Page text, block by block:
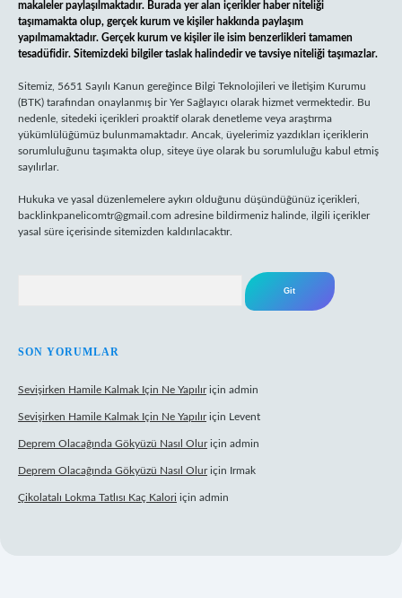
makaleler paylaşılmaktadır. Burada yer alan içerikler haber niteliği
taşımamakta olup, gerçek kurum ve kişiler hakkında paylaşım
yapılmamaktadır. Gerçek kurum ve kişiler ile isim benzerlikleri tamamen
tesadüfidir. Sitemizdeki bilgiler taslak halindedir ve tavsiye niteliği taşımazlar.
Sitemiz, 5651 Sayılı Kanun gereğince Bilgi Teknolojileri ve İletişim Kurumu
(BTK) tarafından onaylanmış bir Yer Sağlayıcı olarak hizmet vermektedir. Bu
nedenle, sitedeki içerikleri proaktif olarak denetleme veya araştırma
yükümlülüğümüz bulunmamaktadır. Ancak, üyelerimiz yazdıkları içeriklerin
sorumluluğunu taşımakta olup, siteye üye olarak bu sorumluluğu kabul etmiş
sayılırlar.
Hukuka ve yasal düzenlemelere aykırı olduğunu düşündüğünüz içerikleri,
backlinkpanelicomtr@gmail.com adresine bildirmeniz halinde, ilgili içerikler
yasal süre içerisinde sitemizden kaldırılacaktır.
SON YORUMLAR
Sevişirken Hamile Kalmak Için Ne Yapılıriçin admin
Sevişirken Hamile Kalmak Için Ne Yapılıriçin Levent
Deprem Olacağında Gökyüzü Nasıl Oluriçin admin
Deprem Olacağında Gökyüzü Nasıl Oluriçin Irmak
Çikolatalı Lokma Tatlısı Kaç Kalori için admin